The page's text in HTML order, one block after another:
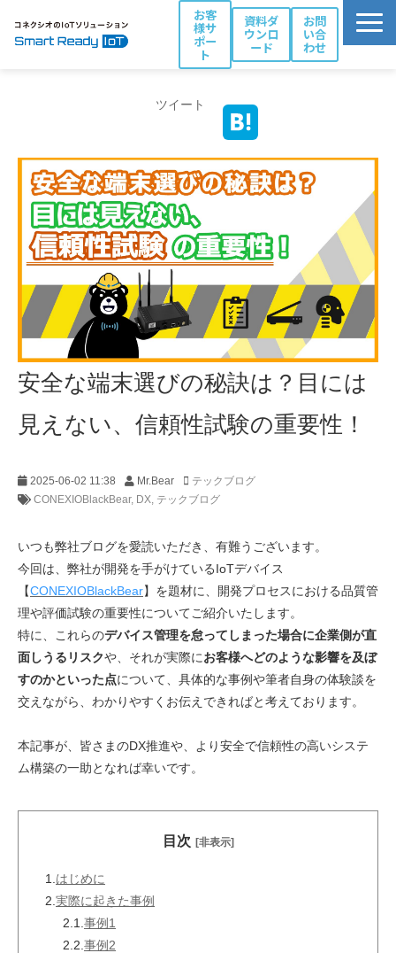
お客
様サ
ポー
ト
資料ダ
ウンロ
ード
お問
い合
わせ
コネクシオIoTの強み
導入事例
ブログ
お役立ち資料
パートナー一覧
ツイート
安全な端末選びの秘訣は？目には
見えない、信頼性試験の重要性！
2025-06-02 11:38 Mr.Bear
テックブログ
CONEXIOBlackBear DX テックブログ
いつも弊社ブログを愛読いただき、有難うございます。
今回は、弊社が開発を手がけているIoTデバイス
【CONEXIOBlackBear】を題材に、開発プロセスにおける品質管
理や評価試験の重要性についてご紹介いたします。
特に、これらのデバイス管理を怠ってしまった場合に企業側が直
面しうるリスクや、それが実際にお客様へどのような影響を及ぼ
すのかといった点について、具体的な事例や筆者自身の体験談を
交えながら、わかりやすくお伝えできればと考えております。
本記事が、皆さまのDX推進や、より安全で信頼性の高いシステ
ム構築の一助となれば幸いです。
目次 [非表示]
1. はじめに
2. 実際に起きた事例
2.1. 事例1
2.2. 事例2